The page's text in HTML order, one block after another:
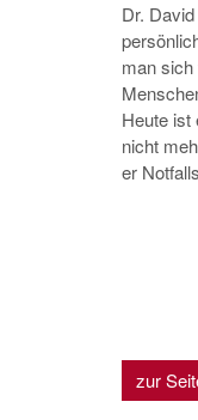
Dr.
man
Heute ist
nicht
er
zur